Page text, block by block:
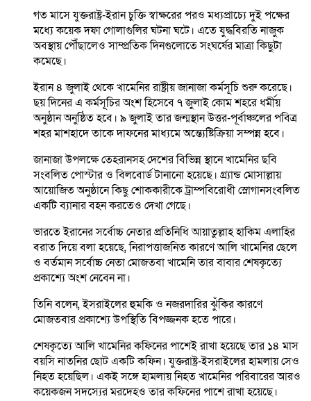
গত মাসে যুক্তরাষ্ট্র-ইরান চুক্তি স্বাক্ষরের পরও মধ্যপ্রাচ্যে দুই পক্ষের
মধ্যে কয়েক দফা গোলাগুলির ঘটনা ঘটে। এতে যুদ্ধবিরতি নাজুক
অবস্থায় পৌঁছালেও সাম্প্রতিক দিনগুলোতে সংঘর্ষের মাত্রা কিছুটা
কমেছে।
ইরান ৪ জুলাই থেকে খামেনির রাষ্ট্রীয় জানাজা কর্মসূচি শুরু করেছে।
ছয় দিনের এ কর্মসূচির অংশ হিসেবে ৭ জুলাই কোম শহরে ধর্মীয়
অনুষ্ঠান অনুষ্ঠিত হবে। ৯ জুলাই তার জন্মস্থান উত্তর-পূর্বাঞ্চলের পবিত্র
শহর মাশহাদে তাকে দাফনের মাধ্যমে অন্ত্যেষ্টিক্রিয়া সম্পন্ন হবে।
জানাজা উপলক্ষে তেহরানসহ দেশের বিভিন্ন স্থানে খামেনির ছবি
সংবলিত পোস্টার ও বিলবোর্ড টানানো হয়েছে। গ্র্যান্ড মোসাল্লায়
আয়োজিত অনুষ্ঠানে কিছু শোককারীকে ট্রাম্পবিরোধী স্লোগানসংবলিত
একটি ব্যানার বহন করতেও দেখা গেছে।
ভারতে ইরানের সর্বোচ্চ নেতার প্রতিনিধি আয়াতুল্লাহ হাকিম এলাহির
বরাত দিয়ে বলা হয়েছে, নিরাপত্তাজনিত কারণে আলি খামেনির ছেলে
ও বর্তমান সর্বোচ্চ নেতা মোজতবা খামেনি তার বাবার শেষকৃত্যে
প্রকাশ্যে অংশ নেবেন না।
তিনি বলেন, ইসরাইলের হুমকি ও নজরদারির ঝুঁকির কারণে
মোজতবার প্রকাশ্যে উপস্থিতি বিপজ্জনক হতে পারে।
শেষকৃত্যে আলি খামেনির কফিনের পাশেই রাখা হয়েছে তার ১৪ মাস
বয়সি নাতনির ছোট একটি কফিন। যুক্তরাষ্ট্র-ইসরাইলের হামলায় সেও
নিহত হয়েছিল। একই সঙ্গে হামলায় নিহত খামেনির পরিবারের আরও
কয়েকজন সদস্যের মরদেহও তার কফিনের পাশে রাখা হয়েছে।